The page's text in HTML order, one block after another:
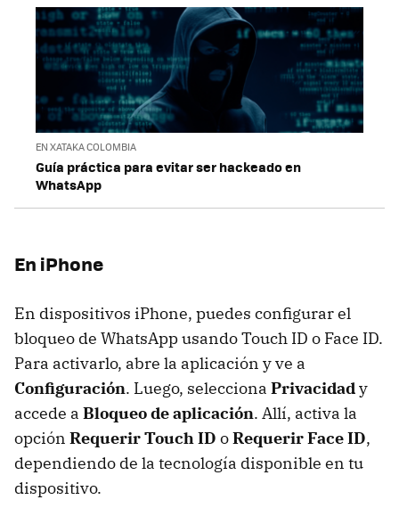
EN XATAKA COLOMBIA
Guía práctica para evitar ser hackeado en
WhatsApp
En iPhone
En dispositivos iPhone, puedes configurar el
bloqueo de WhatsApp usando Touch ID o Face ID.
Para activarlo, abre la aplicación y ve a
Configuración. Luego, selecciona Privacidady
accede a Bloqueo de aplicación. Allí, activa la
opción Requerir Touch ID oRequerir Face ID,
dependiendo de la tecnología disponible en tu
dispositivo.